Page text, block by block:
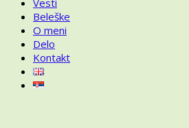
Vesti
Beleške
O meni
Delo
Kontakt